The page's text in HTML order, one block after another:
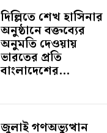
দিল্লিতে শেখ হাসিনার
অনুষ্ঠানে বক্তব্যের
অনুমতি দেওয়ায়
ভারতের প্রতি
বাংলাদেশের...
জুলাই গণঅভ্যুত্থান